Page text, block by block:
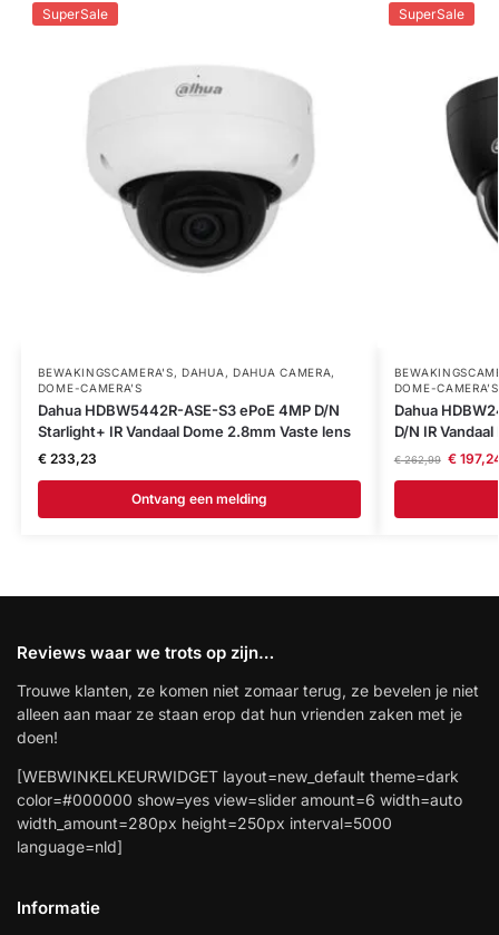
SuperSale
BEWAKINGSCAMERA'S,DAHUA , DAHUA CAMERA,
DOME-CAMERA’S
Dahua HDBW5442R-ASE-S3 ePoE 4MP D/N
Starlight+ IR Vandaal Dome 2.8mm Vaste lens
€233,23
Ontvang een melding
SuperSale
DOME-CAMERA’S
Dahua
D/N IR
€262,99 €
Reviews waar we trots op zijn…
Trouwe klanten, ze komen niet zomaar terug, ze bevelen je niet
alleen aan maar ze staan erop dat hun vrienden zaken met je
doen!
[WEBWINKELKEURWIDGET layout=new_default theme=dark
color=#000000 show=yes view=slider amount=6 width=auto
width_amount=280px height=250px interval=5000
language=nld]
Informatie